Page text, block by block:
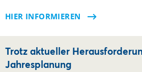
HIER INFORMIEREN
Trotz aktueller
Jahresplanung